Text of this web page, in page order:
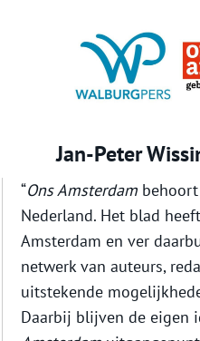
Jan-Peter
“Ons Amsterdam
Nederland. Het blad
Amsterdam en ver
netwerk van auteurs,
uitstekende
Daarbij blijven de eigen